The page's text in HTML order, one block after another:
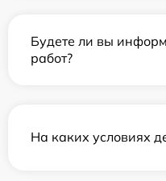
Будете ли вы
работ?
На каких условиях